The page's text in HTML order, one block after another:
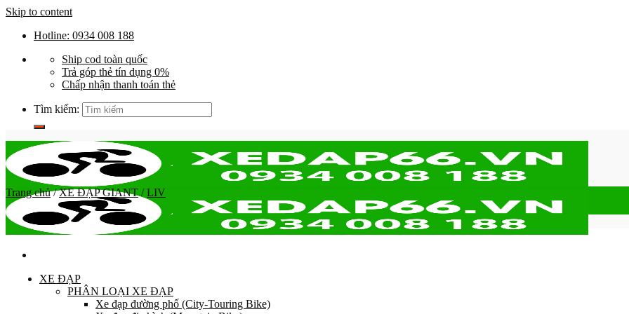
Skip to content
Hotline: 0934 008 188
Ship cod toàn quốc
Trả góp thẻ tín dụng 0%
Chấp nhận thanh toán thẻ
Tìm kiếm:
XE ĐẠP
PHÂN LOẠI XE ĐẠP
Xe đạp đường phố (City-Touring Bike)
Trang chủ / XE ĐẠP GIANT / LIV